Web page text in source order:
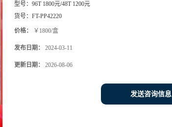
型号： 96T 1800元/48T 1200元
货号： FT-PP42220
价格： ￥1800/盒
发布日期： 2024-03-11
更新日期： 2026-08-06
发送咨询信息